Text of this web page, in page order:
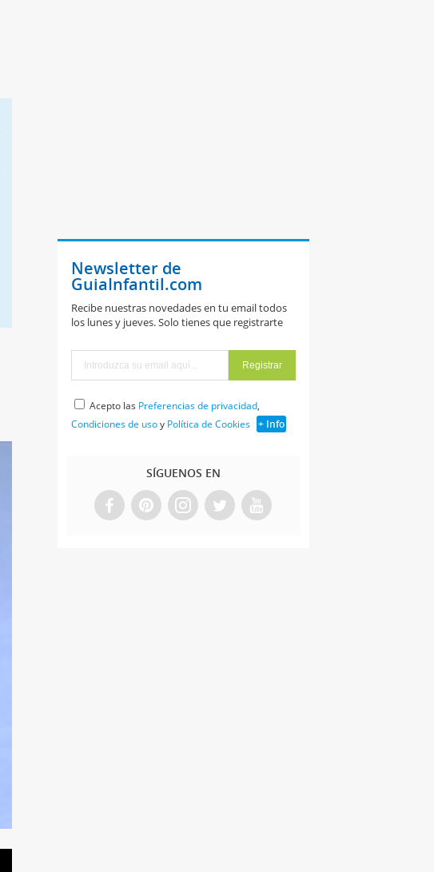
Newsletter de
GuiaInfantil.com
Recibe nuestras novedades en tu email todos
los lunes y jueves. Solo tienes que registrarte
Acepto las Preferencias de privacidad,
Condiciones de usoy Política de Cookies + Info
SÍGUENOS EN